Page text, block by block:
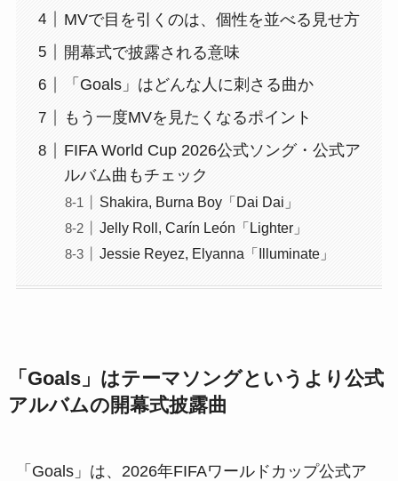
MVで目を引くのは、個性を並べる見せ方
開幕式で披露される意味
「Goals」はどんな人に刺さる曲か
もう一度MVを見たくなるポイント
FIFA World Cup 2026公式ソング・公式ア
ルバム曲もチェック
Shakira, Burna Boy「Dai Dai」
Jelly Roll, Carín León「Lighter」
Jessie Reyez, Elyanna「Illuminate」
「Goals」はテーマソングというより公式
アルバムの開幕式披露曲
「Goals」は、2026年FIFAワールドカップ公式ア